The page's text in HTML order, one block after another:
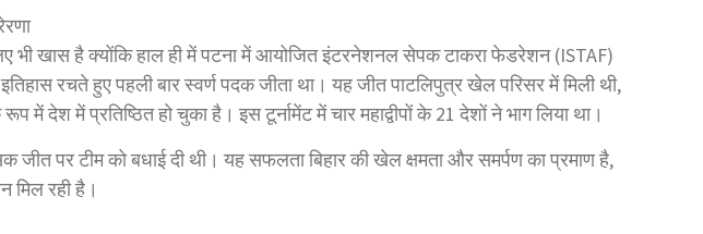
भी खास है क्योंकि हाल ही में पटना में आयोजित इंटरनेशनल सेपक टाकरा फेडरेशन (ISTAF)
रचते हुए पहली बार स्वर्ण पदक जीता था। यह जीत पाटलिपुत्र खेल परिसर में मिली थी,
में प्रतिष्ठित हो चुका है। इस टूर्नामेंट में चार महाद्वीपों के 21 देशों ने भाग लिया था।
जीत पर टीम को बधाई दी थी। यह सफलता बिहार की खेल क्षमता और समर्पण का प्रमाण है,
मिल रही है।